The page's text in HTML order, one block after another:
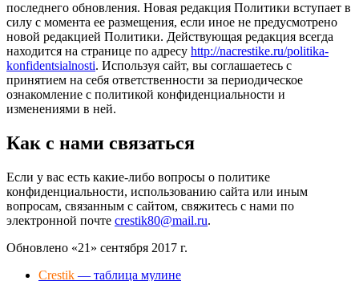
последнего обновления. Новая редакция Политики вступает в
силу с момента ее размещения, если иное не предусмотрено
новой редакцией Политики. Действующая редакция всегда
находится на странице по адресу http://nacrestike.ru/politika-
konfidentsialnosti. Используя сайт, вы соглашаетесь с
принятием на себя ответственности за периодическое
ознакомление с политикой конфиденциальности и
изменениями в ней.
Как с нами связаться
Если у вас есть какие-либо вопросы о политике
конфиденциальности, использованию сайта или иным
вопросам, связанным с сайтом, свяжитесь с нами по
электронной почте crestik80@mail.ru.
Обновлено «21» сентября 2017 г.
Crestik — таблица мулине